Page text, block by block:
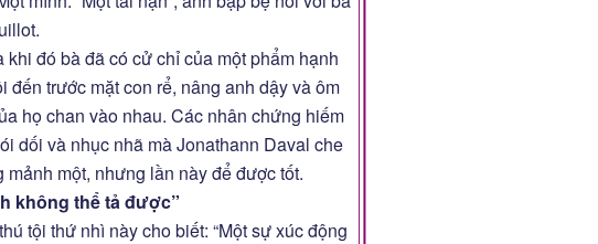
đó bà đã có cử chỉ của một phẩm hạnh
trước mặt con rể, nâng anh dậy và ôm
họ chan vào nhau. Các nhân chứng hiếm
dối và nhục nhã mà Jonathann Daval che
một, nhưng lần này để được tốt.
không thể tả được”
tội thứ nhì này cho biết: “Một sự xúc động